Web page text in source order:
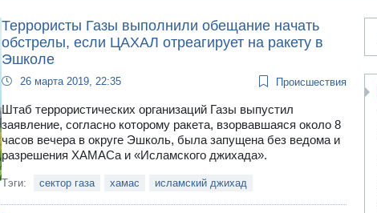
Террористы Газы выполнили обещание начать
обстрелы, если ЦАХАЛ отреагирует на ракету в
Эшколе
26 марта 2019, 22:35 Происшествия
Штаб террористических организаций Газы выпустил
заявление, согласно которому ракета, взорвавшаяся около 8
часов вечера в округе Эшколь, была запущена без ведома и
разрешения ХАМАСа и «Исламского джихада».
Тэги: сектор газа хамас исламский джихад